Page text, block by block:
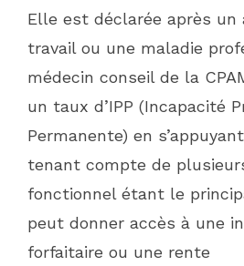
Elle est déclarée après un
travail ou une maladie
médecin conseil de la
un taux d’IPP (Incapacité
Permanente) en
tenant compte de
fonctionnel étant le
peut donner accès à une
forfaitaire ou une rente